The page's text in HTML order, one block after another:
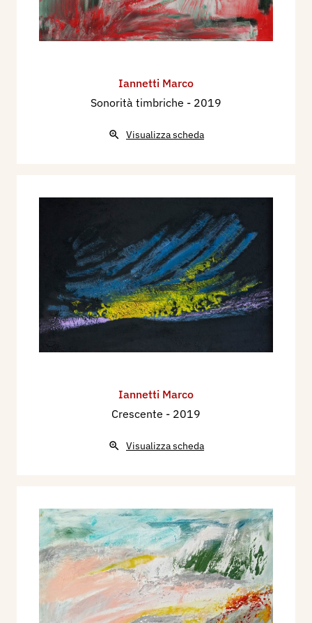
Iannetti Marco
Sonorità timbriche - 2019
Visualizza scheda
Iannetti Marco
Crescente - 2019
Visualizza scheda